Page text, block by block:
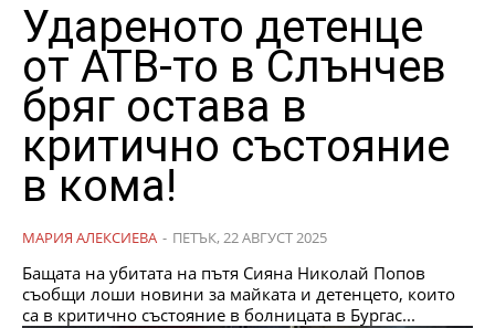
Удареното детенце
от АТВ-то в Слънчев
бряг остава в
критично състояние
в кома!
МАРИЯ АЛЕКСИЕВА - ПЕТЪК, 22 АВГУСТ 2025
Бащата на убитата на пътя Сияна Николай Попов
съобщи лоши новини за майката и детенцето, които
са в критично състояние в болницата в Бургас...